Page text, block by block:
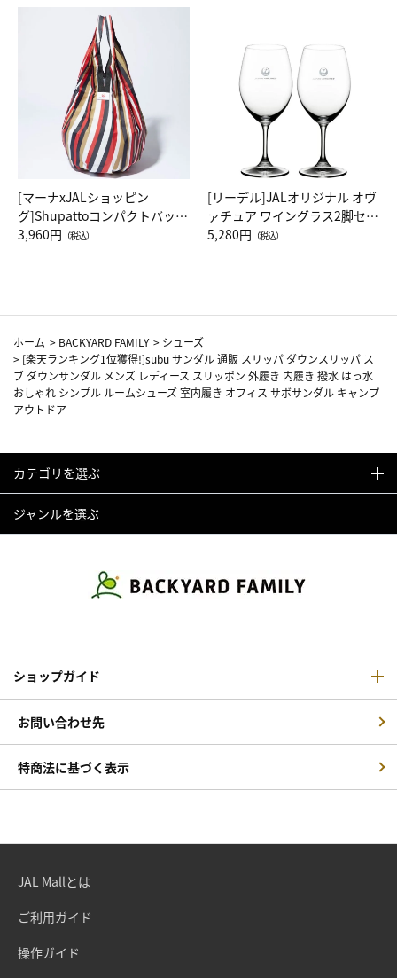
[マーナxJALショッピン
グ]Shupattoコンパクトバッグ
Drop JAL客室乗務員（LC）ス
3,960円 （税込）
[リーデル]JALオリジナル オヴ
ァチュア ワイングラス2脚セッ
ト（レッドワイン）
5,280円 （税込）
ホーム > BACKYARD FAMILY > シューズ
> [楽天ランキング1位獲得!]subu サンダル 通販 スリッパ ダウンスリッパ ス
ブ ダウンサンダル メンズ レディース スリッポン 外履き 内履き 撥水 はっ水
おしゃれ シンプル ルームシューズ 室内履き オフィス サボサンダル キャンプ
アウトドア
カテゴリを選ぶ
ジャンルを選ぶ
ショップガイド
お問い合わせ先
特商法に基づく表示
JAL Mallとは
ご利用ガイド
操作ガイド